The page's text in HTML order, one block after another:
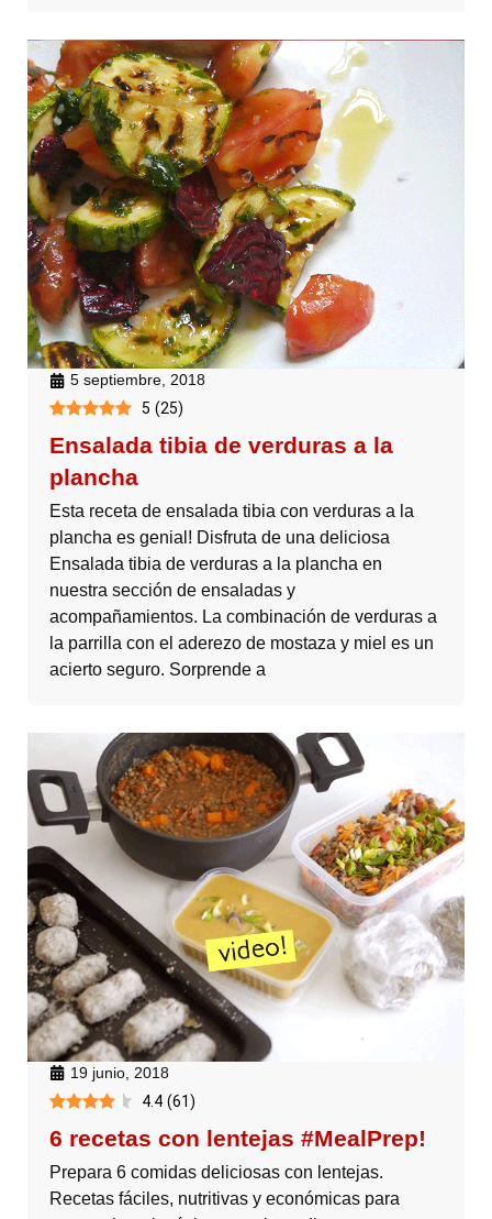
5 septiembre, 2018
5 (25)
Ensalada tibia de verduras a la
plancha
Esta receta de ensalada tibia con verduras a la
plancha es genial! Disfruta de una deliciosa
Ensalada tibia de verduras a la plancha en
nuestra sección de ensaladas y
acompañamientos. La combinación de verduras a
la parrilla con el aderezo de mostaza y miel es un
acierto seguro. Sorprende a
19 junio, 2018
4.4 (61)
6 recetas con lentejas #MealPrep!
Prepara 6 comidas deliciosas con lentejas.
Recetas fáciles, nutritivas y económicas para